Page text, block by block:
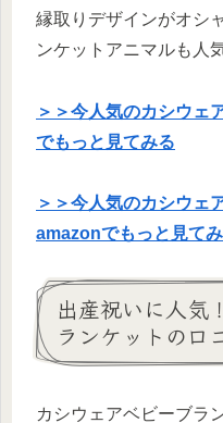
縁取りデザインがオシ
ンケットアニマルも人
＞＞今人気のカシウェ
でもっと見てみる
＞＞今人気のカシウェ
amazonでもっと見て
出産祝いに人気
ランケットの口
カシウェアベビーブラ